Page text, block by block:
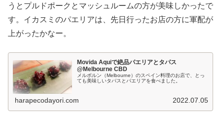
うとプルドポークとマッシュルームの方が美味しかったで
す。イカスミのパエリアは、先日行ったお店の方に軍配が
上がったかなー。
Movida Aquiで絶品パエリアとタパス
@Melbourne CBD
メルボルン（Melbourne）のスペイン料理のお店で、とっ
ても美味しいタパスとパエリアを食べました。
harapecodayori.com 2022.07.05